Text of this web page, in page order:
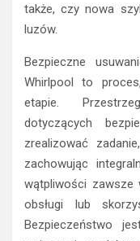
także, czy nowa
luzów.
Bezpieczne
Whirlpool to
etapie.
dotyczących
zrealizować
zachowując
wątpliwości
obsługi lub
Bezpieczeństwo